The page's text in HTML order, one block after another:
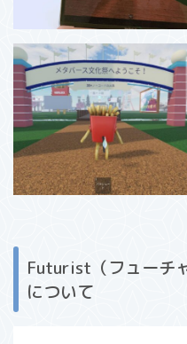
Futurist（フューチ
について